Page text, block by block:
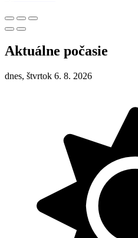
Aktuálne počasie
dnes, štvrtok 6. 8. 2026